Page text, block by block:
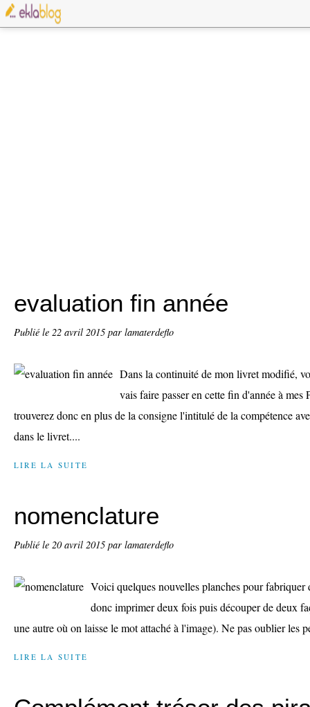
evaluation fin année
Publié le 22 avril 2015 par lamaterdeflo
Dans la continuité de mon livret modifié,
vais faire passer en cette fin d'année à
trouverez donc en plus de la consigne l'intitulé de la compétence
dans le livret....
LIRE LA SUITE
nomenclature
Publié le 20 avril 2015 par lamaterdeflo
Voici quelques nouvelles planches pour fabriquer
donc imprimer deux fois puis découper de deux
une autre où on laisse le mot attaché à l'image). Ne pas oublier les
LIRE LA SUITE